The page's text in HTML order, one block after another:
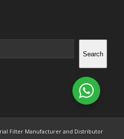
Search
Filter Manufacturer and Distributor